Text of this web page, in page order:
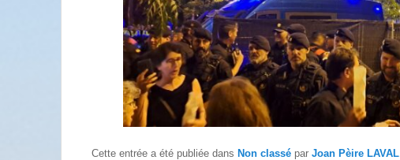
Cette entrée a été publiée dans Non classé par Joan Pèire LAVAL